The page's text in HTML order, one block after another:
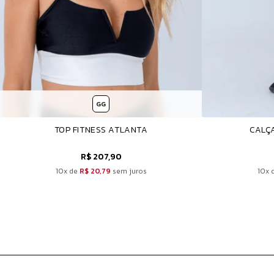
GG
TOP FITNESS ATLANTA
R$ 207,90
10x de R$ 20,79 sem juros 10x